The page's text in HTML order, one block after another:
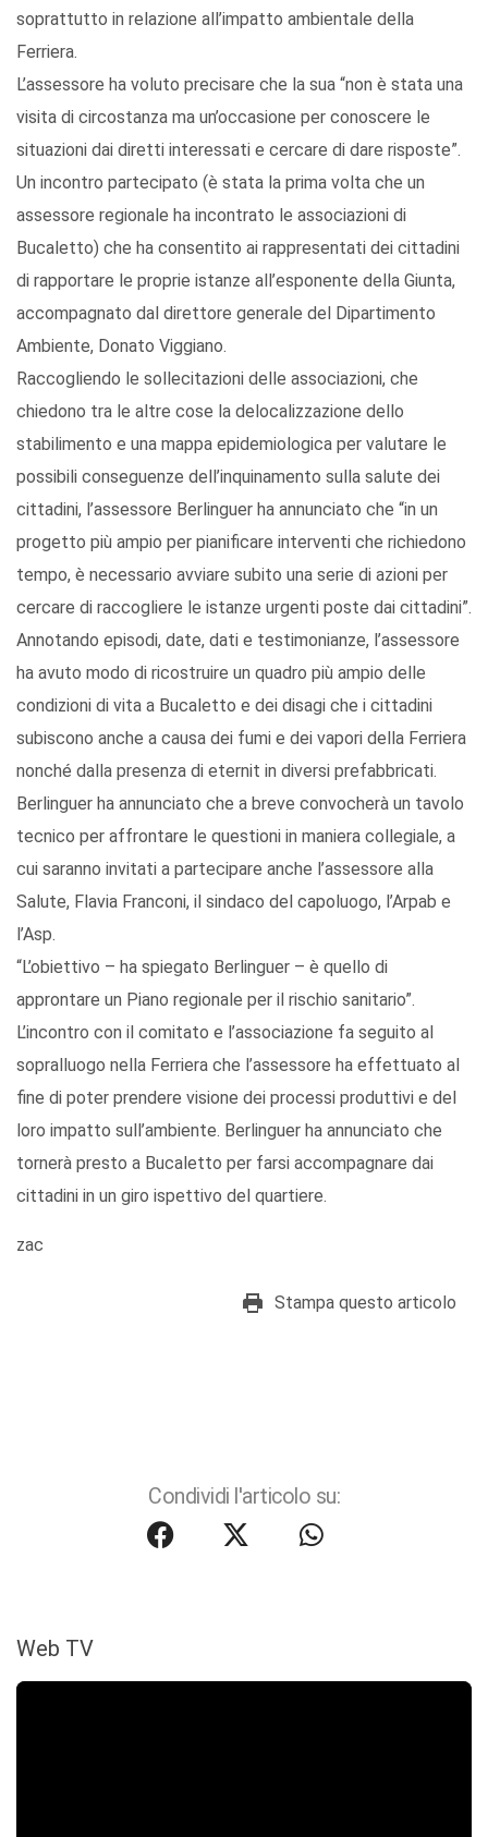
soprattutto in relazione all’impatto ambientale della
Ferriera.
L’assessore ha voluto precisare che la sua “non è stata una
visita di circostanza ma un’occasione per conoscere le
situazioni dai diretti interessati e cercare di dare risposte”.
Un incontro partecipato (è stata la prima volta che un
assessore regionale ha incontrato le associazioni di
Bucaletto) che ha consentito ai rappresentati dei cittadini
di rapportare le proprie istanze all’esponente della Giunta,
accompagnato dal direttore generale del Dipartimento
Ambiente, Donato Viggiano.
Raccogliendo le sollecitazioni delle associazioni, che
chiedono tra le altre cose la delocalizzazione dello
stabilimento e una mappa epidemiologica per valutare le
possibili conseguenze dell’inquinamento sulla salute dei
cittadini, l’assessore Berlinguer ha annunciato che “in un
progetto più ampio per pianificare interventi che richiedono
tempo, è necessario avviare subito una serie di azioni per
cercare di raccogliere le istanze urgenti poste dai cittadini”.
Annotando episodi, date, dati e testimonianze, l’assessore
ha avuto modo di ricostruire un quadro più ampio delle
condizioni di vita a Bucaletto e dei disagi che i cittadini
subiscono anche a causa dei fumi e dei vapori della Ferriera
nonché dalla presenza di eternit in diversi prefabbricati.
Berlinguer ha annunciato che a breve convocherà un tavolo
tecnico per affrontare le questioni in maniera collegiale, a
cui saranno invitati a partecipare anche l’assessore alla
Salute, Flavia Franconi, il sindaco del capoluogo, l’Arpab e
l’Asp.
“L’obiettivo – ha spiegato Berlinguer – è quello di
approntare un Piano regionale per il rischio sanitario”.
L’incontro con il comitato e l’associazione fa seguito al
sopralluogo nella Ferriera che l’assessore ha effettuato al
fine di poter prendere visione dei processi produttivi e del
loro impatto sull’ambiente. Berlinguer ha annunciato che
tornerà presto a Bucaletto per farsi accompagnare dai
cittadini in un giro ispettivo del quartiere.
zac
Stampa questo articolo
Condividi l'articolo su:
Web TV